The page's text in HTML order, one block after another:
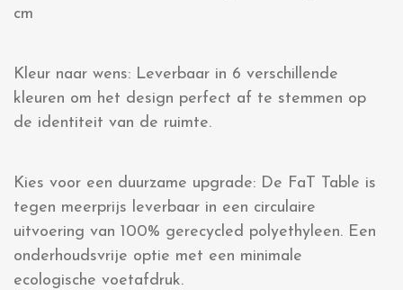
cm
Kleur naar wens: Leverbaar in 6 verschillende
kleuren om het design perfect af te stemmen op
de identiteit van de ruimte.
Kies voor een duurzame upgrade: De FaT Table is
tegen meerprijs leverbaar in een circulaire
uitvoering van 100% gerecycled polyethyleen. Een
onderhoudsvrije optie met een minimale
ecologische voetafdruk.